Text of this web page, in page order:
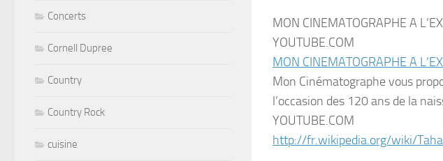
MON CINEMATOGRAPHE A
YOUTUBE.COM
MON CINEMATOGRAPHE A
Mon Cinématographe vous
l’occasion des 120 ans de la
YOUTUBE.COM
http://fr.wikipedia.org/wiki/
Concerts
Cornell Dupree
Country
Country Rock
cuisine